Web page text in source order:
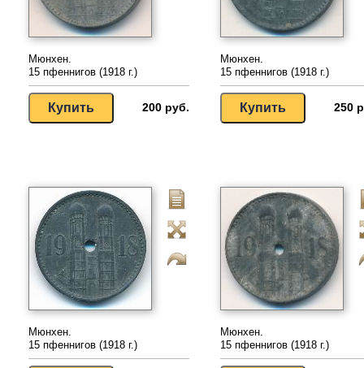
Мюнхен.
15 пфеннигов (1918 г.)
200 руб.
Мюнхен.
15 пфеннигов (1918 г.)
250
Мюнхен.
15 пфеннигов (1918 г.)
Мюнхен.
15 пфеннигов (1918 г.)